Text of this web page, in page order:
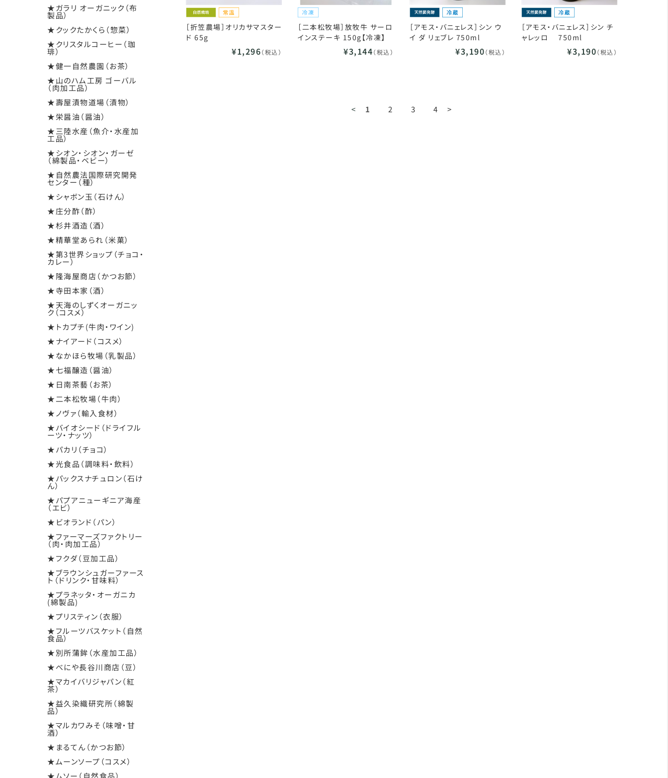
★ガラリ オーガニック（布
製品）
★クックたかくら（惣菜）
★クリスタルコーヒー（珈
琲）
★健一自然農園（お茶）
★山のハム工房 ゴーバル
（肉加工品）
★壽屋漬物道場（漬物）
★栄醤油（醤油）
★三陸水産（魚介・水産加
工品）
★シオン・シオン・ガーゼ
（綿製品・ベビー）
★自然農法国際研究開発
センター（種）
★シャボン玉（石けん）
★庄分酢（酢）
★杉井酒造（酒）
★精華堂あられ（米菓）
★第3世界ショップ（チョコ・
カレー）
★隆海屋商店（かつお節）
★寺田本家（酒）
★天海のしずくオーガニッ
ク（コスメ）
★トカプチ(牛肉・ワイン)
★ナイアード（コスメ）
★なかほら牧場（乳製品）
★七福醸造（醤油）
★日南茶藝（お茶）
★二本松牧場（牛肉）
★ノヴァ（輸入食材）
★バイオシード（ドライフル
ーツ・ナッツ）
★パカリ（チョコ）
★光食品（調味料・飲料）
★パックスナチュロン（石け
ん）
★パプアニューギニア海産
（エビ）
★ビオランド（パン）
★ファーマーズファクトリー
（肉・肉加工品）
★フクダ（豆加工品）
★ブラウンシュガーファース
ト（ドリンク・甘味料）
★プラネッタ・オーガニカ
(綿製品)
★プリスティン（衣服）
★フルーツバスケット（自然
食品）
★別所蒲鉾（水産加工品）
★べにや長谷川商店（豆）
★マカイバリジャパン（紅
茶）
★益久染織研究所（綿製
品）
★マルカワみそ（味噌・甘
酒）
★まるてん（かつお節）
★ムーンソープ（コスメ）
★ムソー（自然食品）
［折笠農場］オリカサマスター
ド 65g
¥1,296（税込）
［二本松牧場］放牧牛 サーロ
インステーキ 150g【冷凍】
¥3,144（税込）
［アモス・バニェレス］シン ウ
イ ダ リェブレ 750ml
¥3,190（税込）
［アモス・バニェレス］シン チ
ャレッロ 750ml
¥3,190（税込）
< 1 2 3 4 >